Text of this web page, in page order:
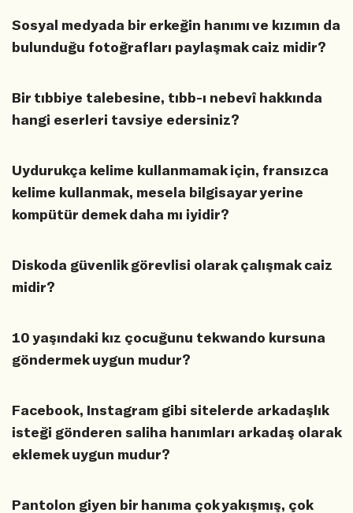
Sosyal medyada bir erkeğin hanımı ve kızımın da
bulunduğu fotoğrafları paylaşmak caiz midir?
Bir tıbbiye talebesine, tıbb-ı nebevî hakkında
hangi eserleri tavsiye edersiniz?
Uydurukça kelime kullanmamak için, fransızca
kelime kullanmak, mesela bilgisayar yerine
kompütür demek daha mı iyidir?
Diskoda güvenlik görevlisi olarak çalışmak caiz
midir?
10 yaşındaki kız çocuğunu tekwando kursuna
göndermek uygun mudur?
Facebook, Instagram gibi sitelerde arkadaşlık
isteği gönderen saliha hanımları arkadaş olarak
eklemek uygun mudur?
Pantolon giyen bir hanıma çok yakışmış, çok